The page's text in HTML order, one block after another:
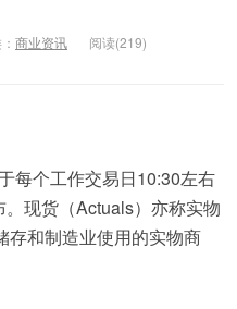
网
商业资讯
阅读(219)
每个工作交易日10:30左右
现货（Actuals）亦称实物
存和制造业使用的实物商